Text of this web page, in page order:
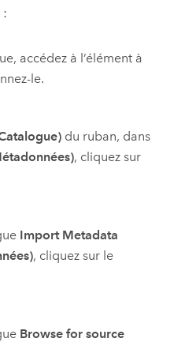
:
accédez à l’élément à
le.
du ruban, dans
, cliquez sur
Import Metadata
, cliquez sur le
Browse for source